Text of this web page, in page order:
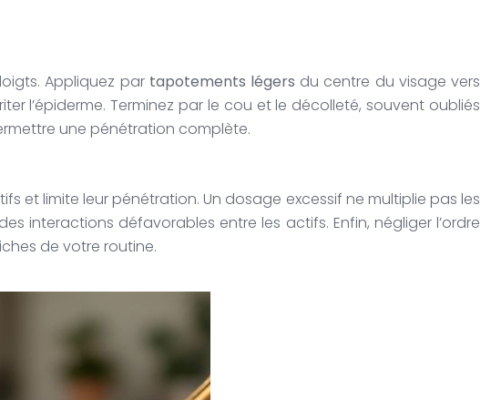
Appliquez par tapotements légers du centre du visage vers
l’épiderme. Terminez par le cou et le décolleté, souvent oubliés
une pénétration complète.
et limite leur pénétration. Un dosage excessif ne multiplie pas les
interactions défavorables entre les actifs. Enfin, négliger l’ordre
de votre routine.